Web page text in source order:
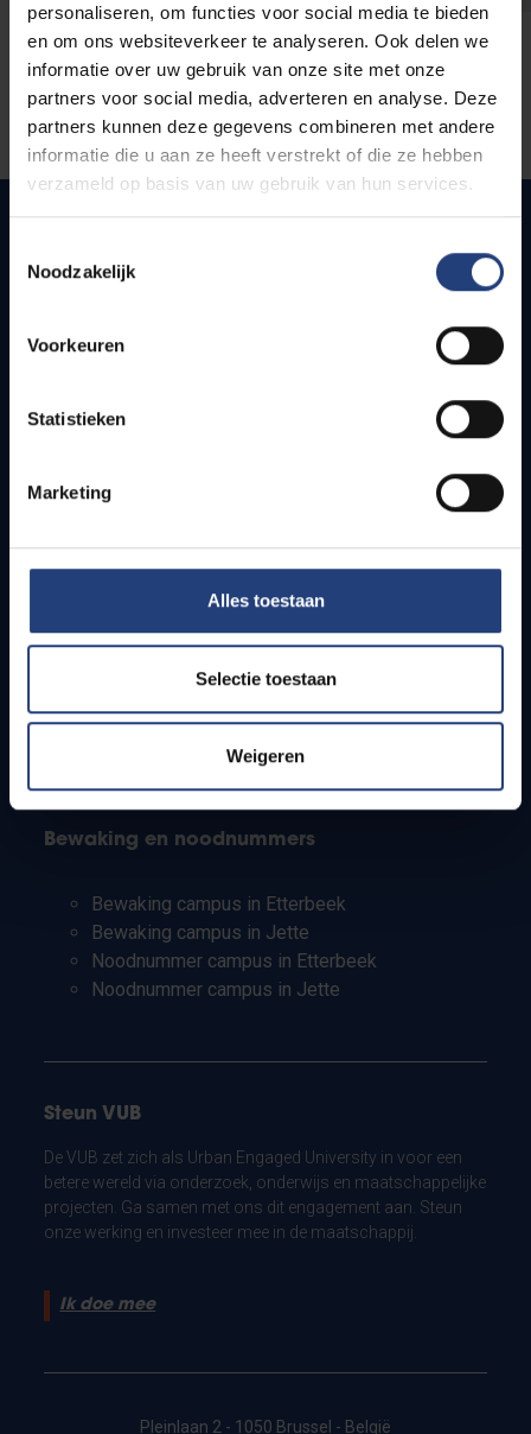
personaliseren, om functies voor social media te bieden
en om ons websiteverkeer te analyseren. Ook delen we
informatie over uw gebruik van onze site met onze
partners voor social media, adverteren en analyse. Deze
partners kunnen deze gegevens combineren met andere
informatie die u aan ze heeft verstrekt of die ze hebben
verzameld op basis van uw gebruik van hun services.
Noodzakelijk
Voorkeuren
Statistieken
Marketing
Alles toestaan
Selectie toestaan
Weigeren
Snel naar
Bereikbaarheid
Studenten
PhD-studenten
Leerkrachten en secundaire scholen
Bewaking en noodnummers
Bewaking campus in Etterbeek
Bewaking campus in Jette
Noodnummer campus in Etterbeek
Noodnummer campus in Jette
Steun VUB
De VUB zet zich als Urban Engaged University in voor een
betere wereld via onderzoek, onderwijs en maatschappelijke
projecten. Ga samen met ons dit engagement aan. Steun
onze werking en investeer mee in de maatschappij.
Ik doe mee
Pleinlaan 2 - 1050 Brussel - België